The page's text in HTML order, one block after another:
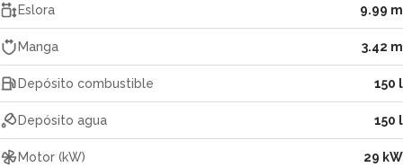
Eslora 9.99 m
Manga 3.42 m
Depósito combustible 150 l
Depósito agua 150 l
Motor (kW) 29 kW